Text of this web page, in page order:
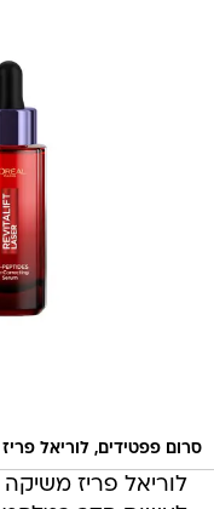
סרום פפטידים, לוריאל פריז
לוריאל פריז